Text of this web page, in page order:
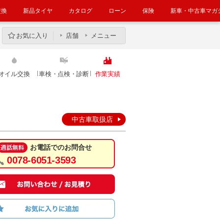
新品タイヤ カタログ ローン 保険 新車・中古車マガ
お気に入り 店舗 メニュー
イル交換 車検・点検・診断 作業実績
中古車取扱店
お電話でのお問合せ
0078-6051-3593